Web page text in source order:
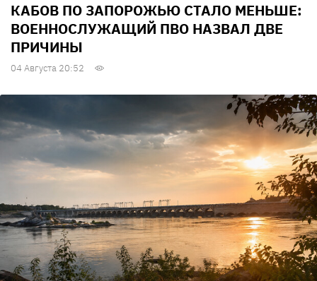
КАБОВ ПО ЗАПОРОЖЬЮ СТАЛО МЕНЬШЕ:
ВОЕННОСЛУЖАЩИЙ ПВО НАЗВАЛ ДВЕ
ПРИЧИНЫ
04 Августа 20:52